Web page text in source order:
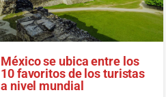
México se ubica entre los
10 favoritos de los turistas
a nivel mundial